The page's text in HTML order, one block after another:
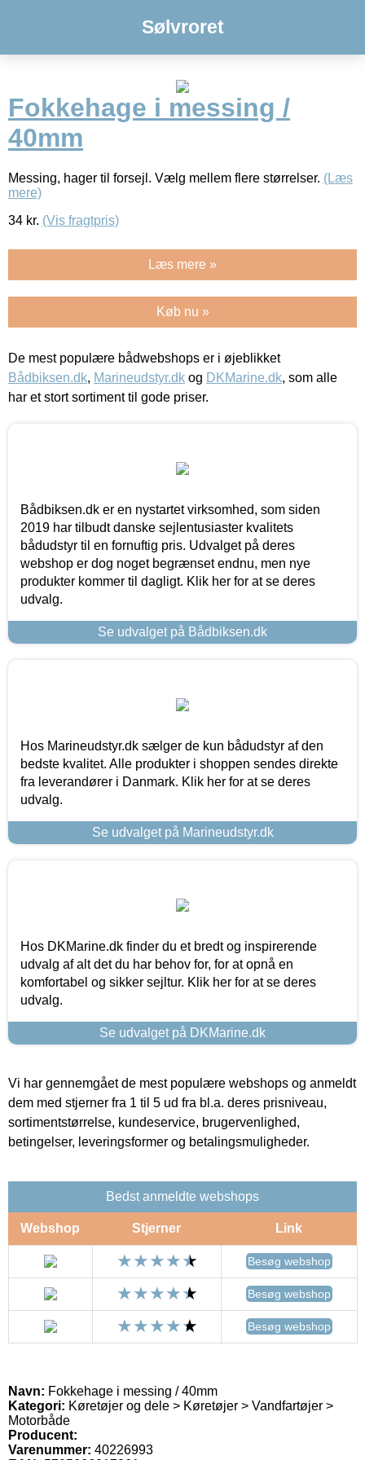
Sølvroret
Fokkehage i messing /
40mm
Messing, hager til forsejl. Vælg mellem flere størrelser. (Læs
mere)
34 kr. (Vis fragtpris)
Læs mere »
Køb nu »
De mest populære bådwebshops er i øjeblikket
Bådbiksen.dk, Marineudstyr.dk og DKMarine.dk, som alle
har et stort sortiment til gode priser.
Bådbiksen.dk er en nystartet virksomhed, som siden
2019 har tilbudt danske sejlentusiaster kvalitets
bådudstyr til en fornuftig pris. Udvalget på deres
webshop er dog noget begrænset endnu, men nye
produkter kommer til dagligt. Klik her for at se deres
udvalg.
Se udvalget på Bådbiksen.dk
Hos Marineudstyr.dk sælger de kun bådudstyr af den
bedste kvalitet. Alle produkter i shoppen sendes direkte
fra leverandører i Danmark. Klik her for at se deres
udvalg.
Se udvalget på Marineudstyr.dk
Hos DKMarine.dk finder du et bredt og inspirerende
udvalg af alt det du har behov for, for at opnå en
komfortabel og sikker sejltur. Klik her for at se deres
udvalg.
Se udvalget på DKMarine.dk
Vi har gennemgået de mest populære webshops og anmeldt
dem med stjerner fra 1 til 5 ud fra bl.a. deres prisniveau,
sortimentstørrelse, kundeservice, brugervenlighed,
betingelser, leveringsformer og betalingsmuligheder.
Bedst anmeldte webshops
Webshop Stjerner Link
Besøg webshop
Besøg webshop
Besøg webshop
Navn: Fokkehage i messing / 40mm
Kategori: Køretøjer og dele > Køretøjer > Vandfartøjer >
Motorbåde
Producent:
Varenummer: 40226993